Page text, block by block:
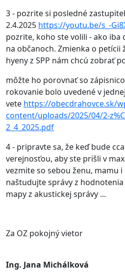
3 - pozrite si posledné
2.4.2025 https://youtu.be/s_-
pozrite, koho ste volili - ako iba
na občanoch. Zmienka o petícii
hyeny z SPP nám chcú zobrať
môžte ho porovnať so
rokovanie bolo uvedené v jednej
vete https://obecdrahovce.sk/
content/uploads/2025/04/2-
2_4_2025.pdf
4 - pripravte sa, že keď bude
verejnosťou, aby ste prišli v
vezmite so sebou ženu, mamu
naštudujte správy z
mapy z akustickej správy ...
Za OZ pokojný vietor
Ing. Jana Michálková